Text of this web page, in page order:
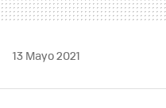
13 Mayo 2021